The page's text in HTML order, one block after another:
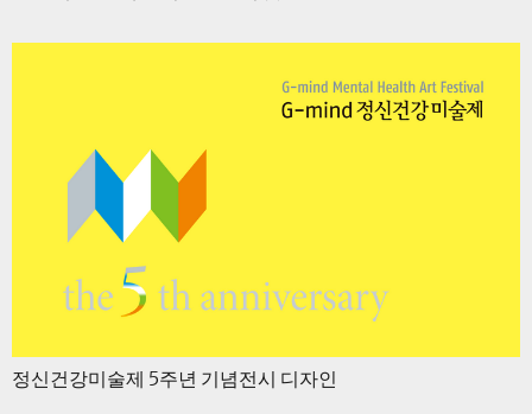
정신건강미술제 5주년 기념전시 디자인